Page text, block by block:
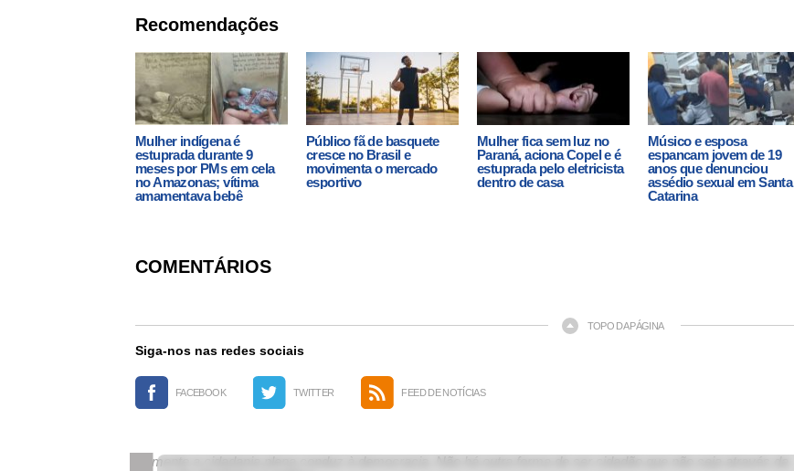
Recomendações
Mulher indígena é
estuprada durante 9
meses por PMs em cela
no Amazonas; vítima
amamentava bebê
Público fã de basquete
cresce no Brasil e
movimenta o mercado
esportivo
Mulher fica sem luz no
Paraná, aciona Copel e é
estuprada pelo eletricista
dentro de casa
Músico e esposa
espancam jovem de 19
anos que denunciou
assédio sexual em Santa
Catarina
COMENTÁRIOS
TOPO DA PÁGINA
Siga-nos nas redes sociais
FACEBOOK TWITTER FEED DE NOTÍCIAS
Somente a cidadania plena conduz à democracia. Não há outra forma de ser cidadão que não seja através da